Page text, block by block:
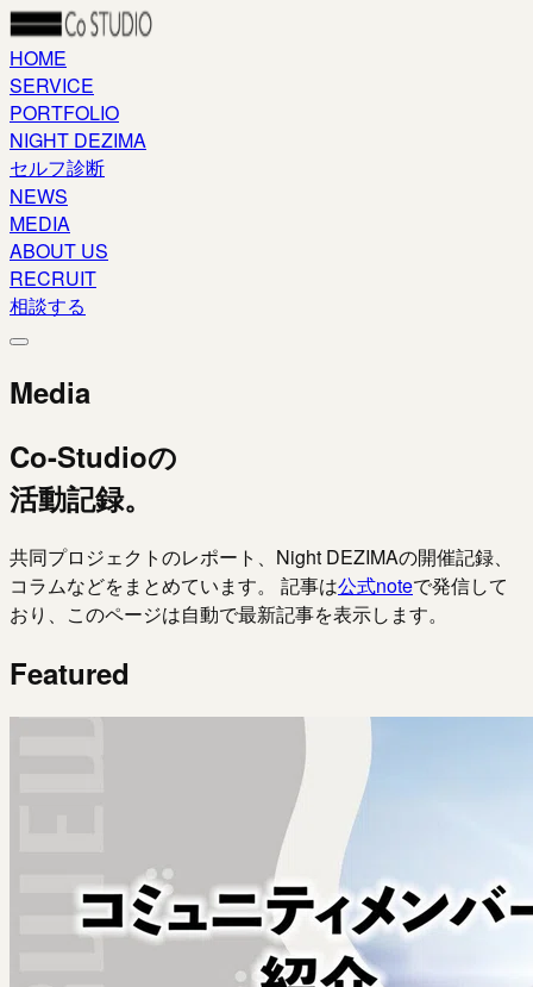
HOME
SERVICE
PORTFOLIO
NIGHT DEZIMA
セルフ診断
NEWS
MEDIA
ABOUT US
RECRUIT
相談する
Media
Co-Studioの
活動記録。
共同プロジェクトのレポート、Night DEZIMAの開催記録、
コラムなどをまとめています。 記事は公式noteで発信して
おり、このページは自動で最新記事を表示します。
Featured